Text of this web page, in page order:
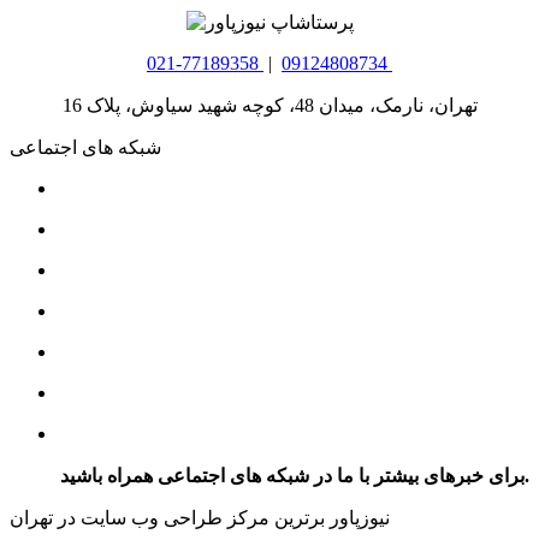
021-77189358 | 09124808734
تهران، نارمک، میدان 48، کوچه شهید سیاوش، پلاک 16
شبکه های اجتماعی
برای خبرهای بیشتر با ما در شبکه های اجتماعی همراه باشید.
نیوزپاور برترین مرکز طراحی وب سایت در تهران